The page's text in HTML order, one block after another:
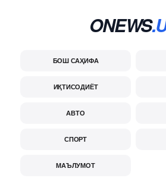
ONEWS
БОШ САҲИФА
ИҚТИСОДИЁТ
АВТО
СПОРТ
МАЪЛУМОТ